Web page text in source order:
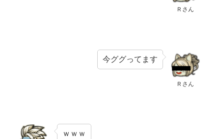
Ｒさん
Ｒさん
今ググってます
ｗｗｗ